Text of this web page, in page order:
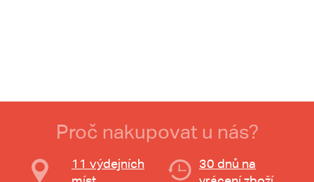
Proč nakupovat u nás?
11 výdejních
30 dnů na